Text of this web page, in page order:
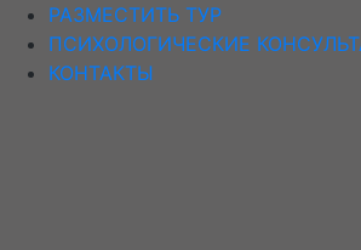
РАЗМЕСТИТЬ ТУР
ПСИХОЛОГИЧЕСКИЕ
КОНТАКТЫ